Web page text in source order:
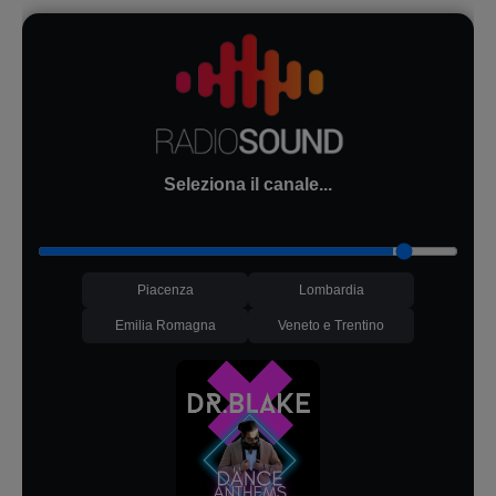
Seleziona il canale...
Piacenza Lombardia
Emilia Romagna Veneto e Trentino